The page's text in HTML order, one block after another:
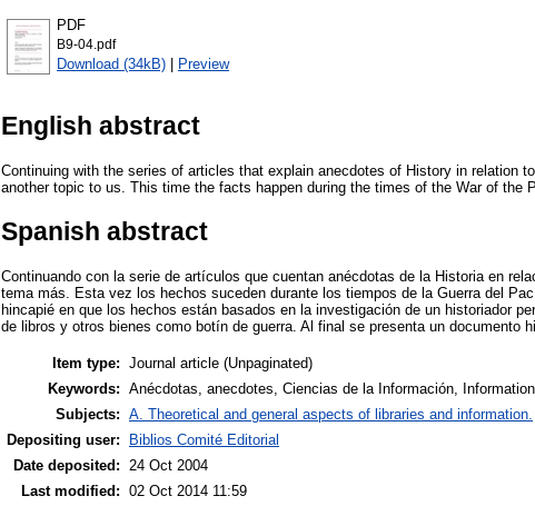
PDF
B9-04.pdf
Download (34kB) | Preview
English abstract
Continuing with the series of articles that explain anecdotes of History in relation
another topic to us. This time the facts happen during the times of the War of the
Spanish abstract
Continuando con la serie de artículos que cuentan anécdotas de la Historia en
tema más. Esta vez los hechos suceden durante los tiempos de la Guerra del
hincapié en que los hechos están basados en la investigación de un historiador
de libros y otros bienes como botín de guerra. Al final se presenta un documento
Item type: Journal article (Unpaginated)
Keywords: Anécdotas, anecdotes, Ciencias de la Información,
Subjects: A. Theoretical and general aspects of libraries and information.
Depositing user:
Biblios Comité Editorial
Date deposited:
24 Oct 2004
Last modified: 02 Oct 2014 11:59